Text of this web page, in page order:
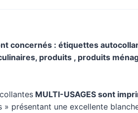
concernés : étiquettes
produits , produits
MULTI-USAGES sont
» présentant une excellente